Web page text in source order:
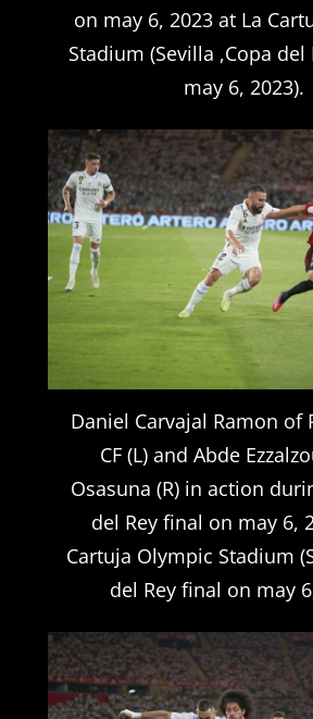
on may 6, 2023 at La
Stadium (Sevilla ,Copa del
may 6, 2023).
Daniel Carvajal Ramon of
CF (L) and Abde
Osasuna (R) in action
del Rey final on may 6,
Cartuja Olympic Stadium
del Rey final on may